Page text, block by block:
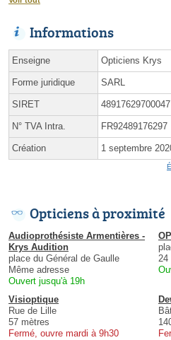
Informations
Enseigne Opticiens Krys
Forme juridique SARL
SIRET 48917629700047
N° TVA Intra. FR92489176297
Création 1 septembre
Opticiens à proximité
Audioprothésiste Armentières -
Krys Audition
place du Général de Gaulle
Même adresse
Ouvert jusqu'à 19h
24
Visioptique
Rue de Lille
57 mètres
Fermé, ouvre mardi à 9h30